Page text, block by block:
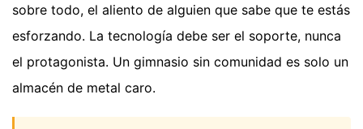
sobre todo, el aliento de alguien que sabe que te estás
esforzando. La tecnología debe ser el soporte, nunca
el protagonista. Un gimnasio sin comunidad es solo un
almacén de metal caro.